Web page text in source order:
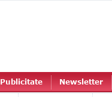
Publicitate Newsletter